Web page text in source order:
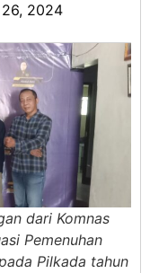
2024
dari Komnas
Pemenuhan
Pilkada tahun